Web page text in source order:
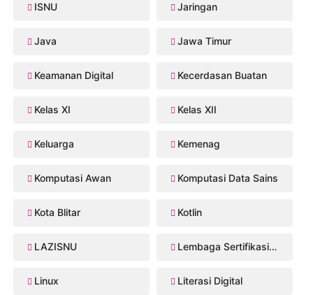
ISNU Jaringan
Java Jawa Timur
Keamanan Digital Kecerdasan Buatan
Kelas XI Kelas XII
Keluarga Kemenag
Komputasi Awan Komputasi Data Sains
Kota Blitar Kotlin
LAZISNU Lembaga Sertifikasi Profesi
Linux Literasi Digital